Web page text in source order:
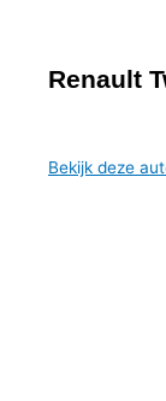
Renault
Bekijk deze